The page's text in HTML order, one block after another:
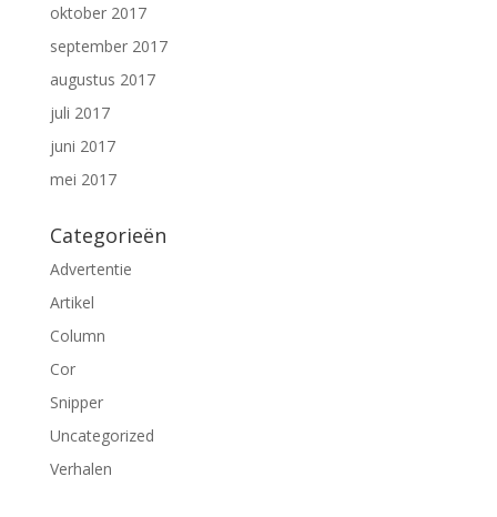
oktober 2017
september 2017
augustus 2017
juli 2017
juni 2017
mei 2017
Categorieën
Advertentie
Artikel
Column
Cor
Snipper
Uncategorized
Verhalen